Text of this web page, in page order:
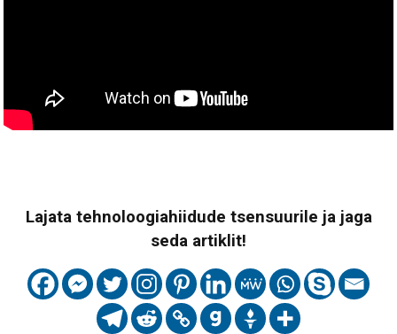
Lajata tehnoloogiahiidude tsensuurile ja jaga
seda artiklit!